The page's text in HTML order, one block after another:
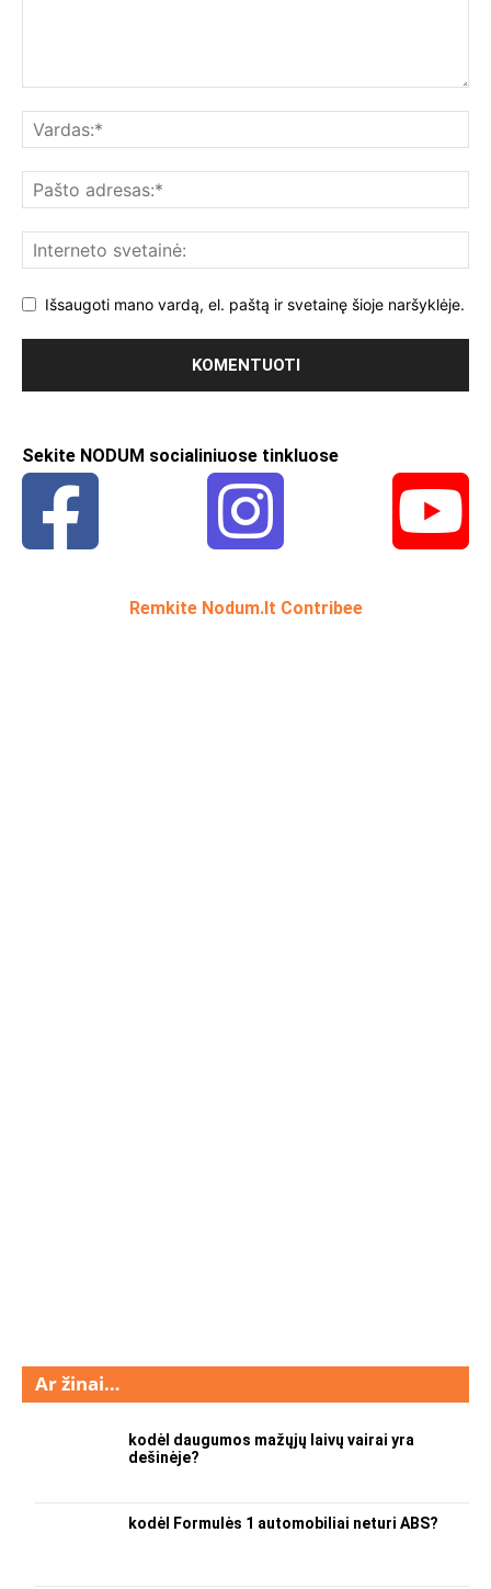
Išsaugoti mano vardą, el. paštą ir svetainę šioje naršyklėje.
Sekite NODUM socialiniuose tinkluose
Remkite Nodum.lt Contribee
Ar žinai…
kodėl daugumos mažųjų laivų vairai yra
dešinėje?
kodėl Formulės 1 automobiliai neturi ABS?